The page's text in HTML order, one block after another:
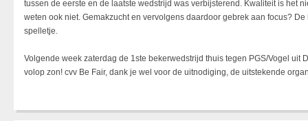
tussen de eerste en de laatste wedstrijd was verbijsterend. Kwaliteit is het
weten ook niet. Gemakzucht en vervolgens daardoor gebrek aan focus?
spelletje.
Volgende week zaterdag de 1ste bekerwedstrijd thuis tegen PGS/Vogel uit
volop zon! cvv Be Fair, dank je wel voor de uitnodiging, de uitstekende